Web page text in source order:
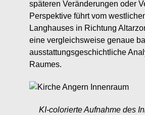
späteren Veränderungen oder
Perspektive führt vom
Langhauses in Richtung
eine vergleichsweise genaue
ausstattungsgeschichtliche
Raumes.
KI-colorierte Aufnahme des